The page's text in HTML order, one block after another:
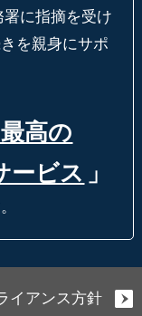
に指摘を受け
を親身にサポ
高の
ービス 」
イアンス方針